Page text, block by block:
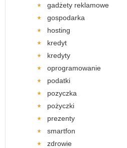
gadżety reklamowe
gospodarka
hosting
kredyt
kredyty
oprogramowanie
podatki
pozyczka
pożyczki
prezenty
smartfon
zdrowie